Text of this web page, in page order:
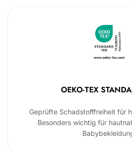
OEKO-TEX
Geprüfte Schadstofffreiheit für
Besonders wichtig für